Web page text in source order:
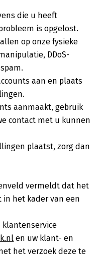
die u heeft
is opgelost.
op onze fysieke
DDoS-
aan en plaats
aanmaakt, gebruik
contact met u kunnen
plaatst, zorg dan
vermeldt dat het
het kader van een
en uw klant- en
het verzoek deze te